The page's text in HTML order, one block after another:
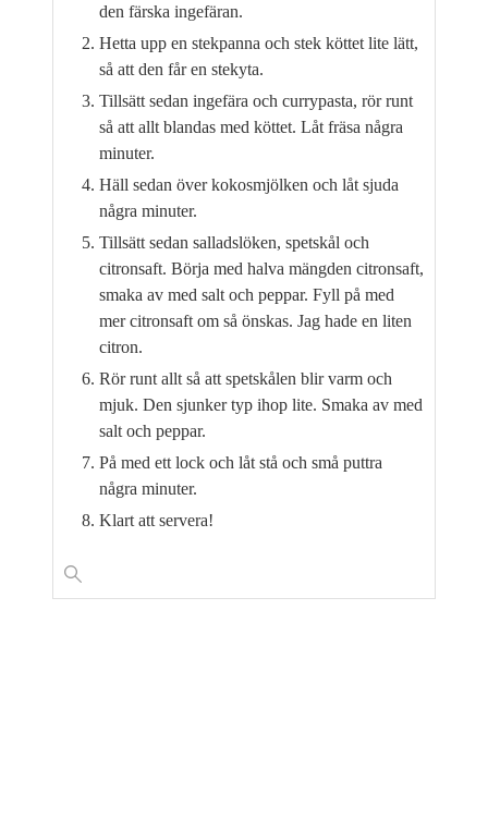
den färska ingefäran.
Hetta upp en stekpanna och stek köttet lite lätt,
så att den får en stekyta.
Tillsätt sedan ingefära och currypasta, rör runt
så att allt blandas med köttet. Låt fräsa några
minuter.
Häll sedan över kokosmjölken och låt sjuda
några minuter.
Tillsätt sedan salladslöken, spetskål och
citronsaft. Börja med halva mängden citronsaft,
smaka av med salt och peppar. Fyll på med
mer citronsaft om så önskas. Jag hade en liten
citron.
Rör runt allt så att spetskålen blir varm och
mjuk. Den sjunker typ ihop lite. Smaka av med
salt och peppar.
På med ett lock och låt stå och små puttra
några minuter.
Klart att servera!